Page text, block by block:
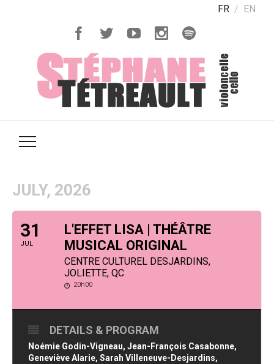
FR EN
JULY, 2026
31
JUL
L'EFFET LISA | THÉÂTRE
MUSICAL ORIGINAL
CENTRE CULTUREL DESJARDINS,
JOLIETTE, QC
20h00
DETAILS & PROGRAM
Noémie Godin-Vigneau, Jean-François Casabonne,
Geneviève Alarie, Sarah Villeneuve-Desjardins,